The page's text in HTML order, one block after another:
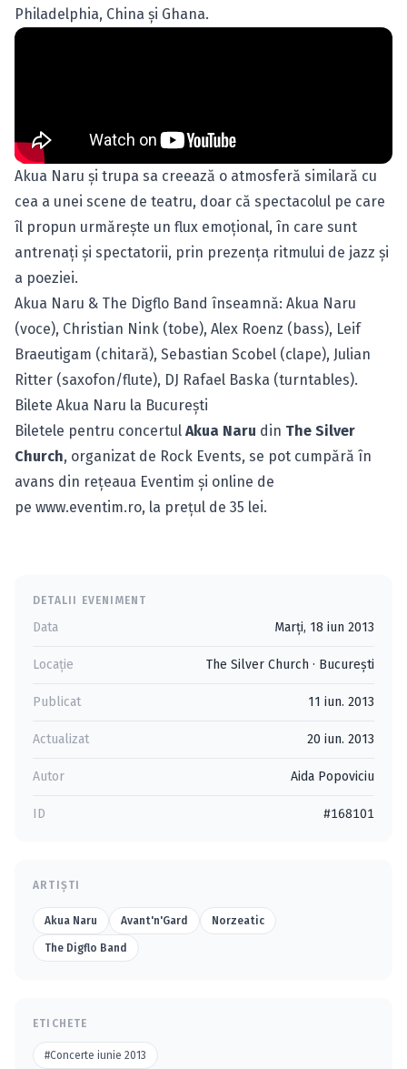
Philadelphia, China şi Ghana.
Akua Naru şi trupa sa creează o atmosferă similară cu
cea a unei scene de teatru, doar că spectacolul pe care
îl propun urmăreşte un flux emoţional, în care sunt
antrenaţi şi spectatorii, prin prezenţa ritmului de jazz şi
a poeziei.
Akua Naru & The Digflo Band înseamnă: Akua Naru
(voce), Christian Nink (tobe), Alex Roenz (bass), Leif
Braeutigam (chitară), Sebastian Scobel (clape), Julian
Ritter (saxofon/flute), DJ Rafael Baska (turntables).
Bilete Akua Naru la Bucureşti
Biletele pentru concertul Akua Naru din The Silver
Church, organizat de Rock Events, se pot cumpără în
avans din reţeaua Eventim şi online de
pe www.eventim.ro, la preţul de 35 lei.
DETALII EVENIMENT
Data Marți, 18 iun 2013
Locație The Silver Church · Bucureşti
Publicat 11 iun. 2013
Actualizat 20 iun. 2013
Autor Aida Popoviciu
ID #168101
ARTIȘTI
Akua Naru Avant'n'Gard Norzeatic
The Digflo Band
ETICHETE
#Concerte iunie 2013